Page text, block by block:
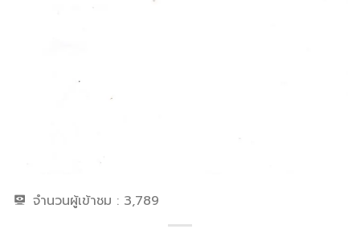
จำนวนผู้เข้าชม : 3,789